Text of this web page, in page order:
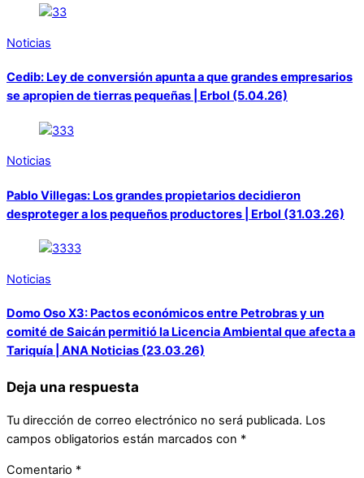
Noticias
Cedib: Ley de conversión apunta a que grandes empresarios
se apropien de tierras pequeñas | Erbol (5.04.26)
Noticias
Pablo Villegas: Los grandes propietarios decidieron
desproteger a los pequeños productores | Erbol (31.03.26)
Noticias
Domo Oso X3: Pactos económicos entre Petrobras y un
comité de Saicán permitió la Licencia Ambiental que afecta a
Tariquía | ANA Noticias (23.03.26)
Deja una respuesta
Tu dirección de correo electrónico no será publicada. Los
campos obligatorios están marcados con *
Comentario *